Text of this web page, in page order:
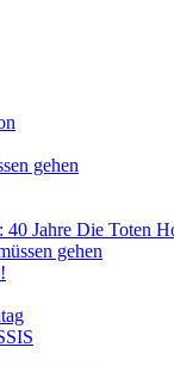
gehen
40 Jahre Die Toten
gehen